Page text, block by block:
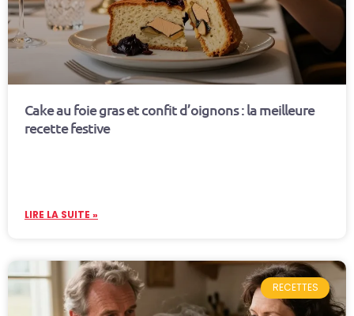
Cake au foie gras et confit d’oignons : la meilleure
recette festive
LIRE LA SUITE »
RECETTES